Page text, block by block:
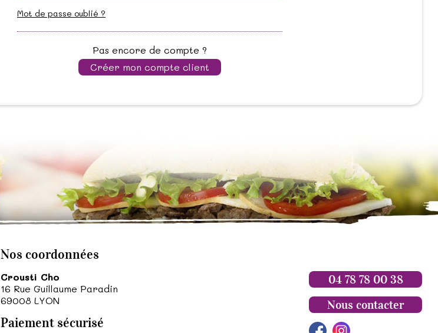
Mot de passe oublié ?
Pas encore de compte ?
Créer mon compte client
Nos coordonnées
Crousti Cho
16 Rue Guillaume Paradin
69008 LYON
Paiement sécurisé
04 78 78 00 38
Nous contacter